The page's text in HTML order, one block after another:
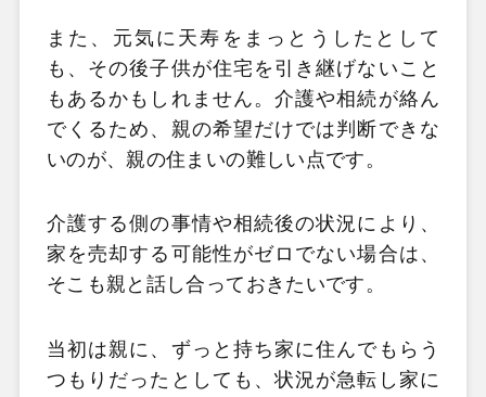
また、元気に天寿をまっとうしたとして
も、その後子供が住宅を引き継げないこと
もあるかもしれません。介護や相続が絡ん
でくるため、親の希望だけでは判断できな
いのが、親の住まいの難しい点です。
介護する側の事情や相続後の状況により、
家を売却する可能性がゼロでない場合は、
そこも親と話し合っておきたいです。
当初は親に、ずっと持ち家に住んでもらう
つもりだったとしても、状況が急転し家に